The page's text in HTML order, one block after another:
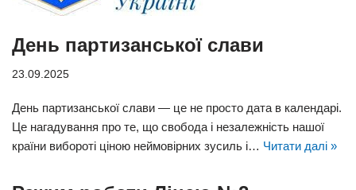
День партизанської слави
23.09.2025
День партизанської слави — це не просто дата в календарі.
Це нагадування про те, що свобода і незалежність нашої
країни вибороті ціною неймовірних зусиль і… Читати далі »